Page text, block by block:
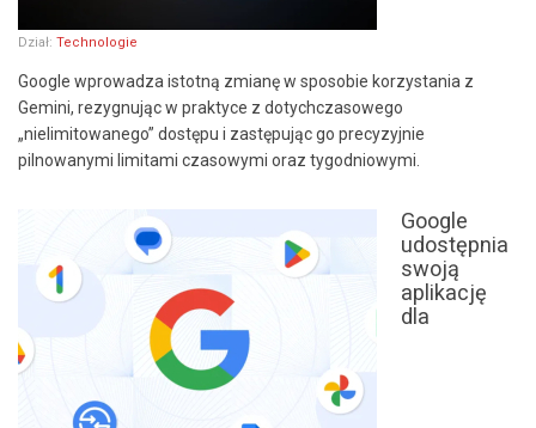
Dział: Technologie
Google wprowadza istotną zmianę w sposobie korzystania z
Gemini, rezygnując w praktyce z dotychczasowego
„nielimitowanego” dostępu i zastępując go precyzyjnie
pilnowanymi limitami czasowymi oraz tygodniowymi.
Google
udostępnia
swoją
aplikację
dla